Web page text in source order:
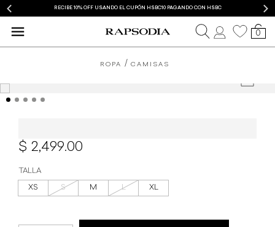
RECIBE 10% OFF USANDO EL CUPÓN HSBC10 PAGANDO CON HSBC
0
ROPA CAMISAS
2,499.00
TALLA
XS S M L XL